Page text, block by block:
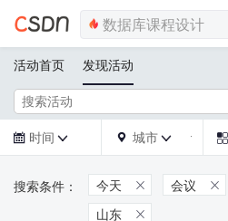
活动首页 发现活动
 时间   城市  
今天  会议 
山东 